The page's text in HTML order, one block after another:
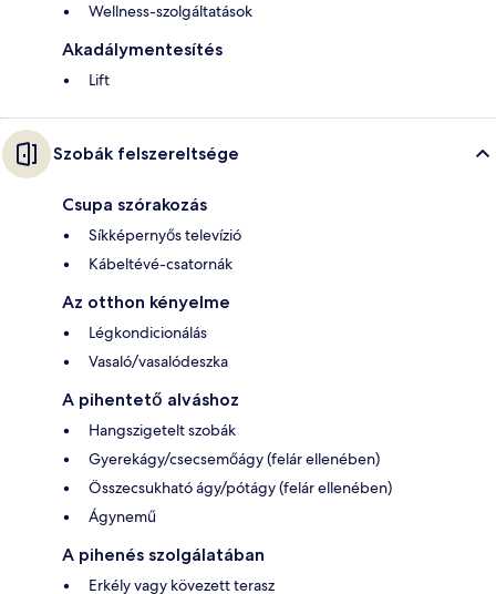
Wellness-szolgáltatások
Akadálymentesítés
Lift
Szobák felszereltsége
Csupa szórakozás
Síkképernyős televízió
Kábeltévé-csatornák
Az otthon kényelme
Légkondicionálás
Vasaló/vasalódeszka
A pihentető alváshoz
Hangszigetelt szobák
Gyerekágy/csecsemőágy (felár ellenében)
Összecsukható ágy/pótágy (felár ellenében)
Ágynemű
A pihenés szolgálatában
Erkély vagy kövezett terasz